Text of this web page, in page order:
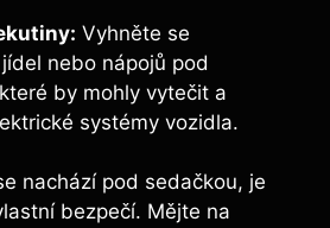
Vyhněte se
nebo nápojů pod
by mohly vytečit a
systémy vozidla.
nachází pod sedačkou, je
bezpečí. Mějte na